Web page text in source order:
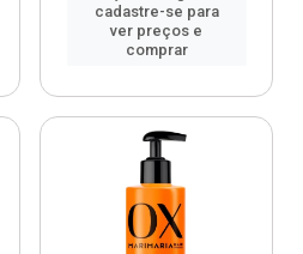
cadastre-se para
ver preços e
comprar